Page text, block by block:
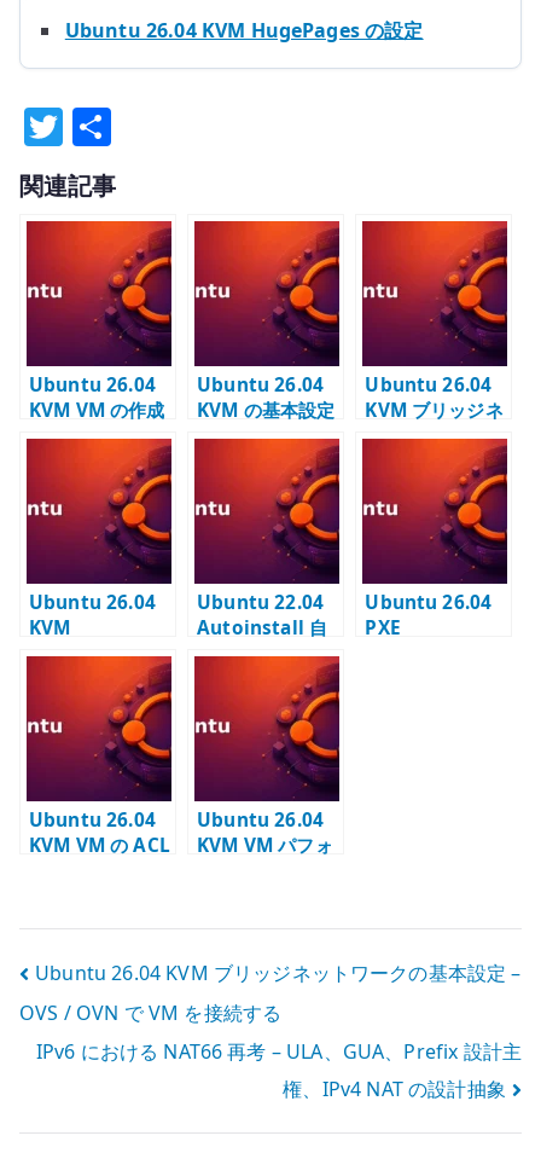
Ubuntu 26.04 KVM HugePages の設定
T
w
it
r
有
関連記事
Ubuntu 26.04
KVM VM の作成
– テンプレート
libvirt domain
を定義する
Ubuntu 26.04
KVM の基本設定
– libvirt / Open
vSwitch / OVN
の土台を作る
Ubuntu 26.04
KVM ブリッジネ
ットワークの基
本設定 – OVS /
OVN で VM を接
続する
Ubuntu 26.04
KVM
HugePages の
基本 – VM 用メ
モリを起動時に
予約する
Ubuntu 22.04
Autoinstall 自
動インストール –
クリーンインス
トールを再現可
能にする
Ubuntu 26.04
PXE
Ubuntu 26.04
KVM VM の ACL
Ubuntu 26.04
KVM VM パフォ
投
稿
ナ
ビ
Ubuntu 26.04 KVM ブリッジネットワークの基本設定 –
OVS / OVN で VM を接続する
IPv6 における NAT66 再考 – ULA、GUA、Prefix 設計主
権、IPv4 NAT の設計抽象